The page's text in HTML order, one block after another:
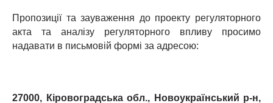
Пропозиції та зауваження до проекту регуляторного
акта та аналізу регуляторного впливу просимо
надавати в письмовій формі за адресою:
27000, Кіровоградська обл., Новоукраїнський р-н,